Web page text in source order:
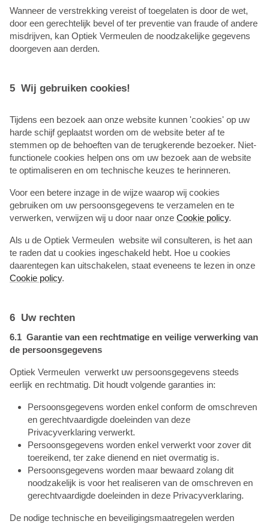
Wanneer de verstrekking vereist of toegelaten is door de wet,
door een gerechtelijk bevel of ter preventie van fraude of andere
misdrijven, kan Optiek Vermeulen de noodzakelijke gegevens
doorgeven aan derden.
5 Wij gebruiken cookies!
Tijdens een bezoek aan onze website kunnen 'cookies' op uw
harde schijf geplaatst worden om de website beter af te
stemmen op de behoeften van de terugkerende bezoeker. Niet-
functionele cookies helpen ons om uw bezoek aan de website
te optimaliseren en om technische keuzes te herinneren.
Voor een betere inzage in de wijze waarop wij cookies
gebruiken om uw persoonsgegevens te verzamelen en te
verwerken, verwijzen wij u door naar onze Cookie policy.
Als u de Optiek Vermeulen website wil consulteren, is het aan
te raden dat u cookies ingeschakeld hebt. Hoe u cookies
daarentegen kan uitschakelen, staat eveneens te lezen in onze
Cookie policy.
6 Uw rechten
6.1 Garantie van een rechtmatige en veilige verwerking van
de persoonsgegevens
Optiek Vermeulen verwerkt uw persoonsgegevens steeds
eerlijk en rechtmatig. Dit houdt volgende garanties in:
Persoonsgegevens worden enkel conform de omschreven
en gerechtvaardigde doeleinden van deze
Privacyverklaring verwerkt.
Persoonsgegevens worden enkel verwerkt voor zover dit
toereikend, ter zake dienend en niet overmatig is.
Persoonsgegevens worden maar bewaard zolang dit
noodzakelijk is voor het realiseren van de omschreven en
gerechtvaardigde doeleinden in deze Privacyverklaring.
De nodige technische en beveiligingsmaatregelen werden